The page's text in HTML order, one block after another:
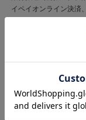
イペイオンライン決済
ンビニ決済（前払い）
済（後払い）がご利用
い、後払い）は、別途
受けます。
※銀行振込手数料はお